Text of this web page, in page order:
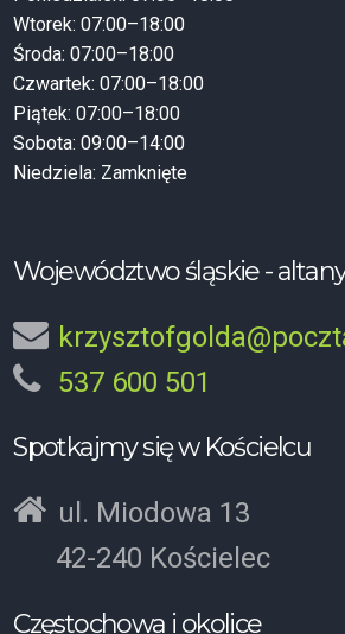
Wtorek: 07:00–18:00
Środa: 07:00–18:00
Czwartek: 07:00–18:00
Piątek: 07:00–18:00
Sobota: 09:00–14:00
Niedziela: Zamknięte
Województwo śląskie -
537 600 501
Spotkajmy się w Kościelcu
ul. Miodowa 13
42-240 Kościelec
Częstochowa i okolice